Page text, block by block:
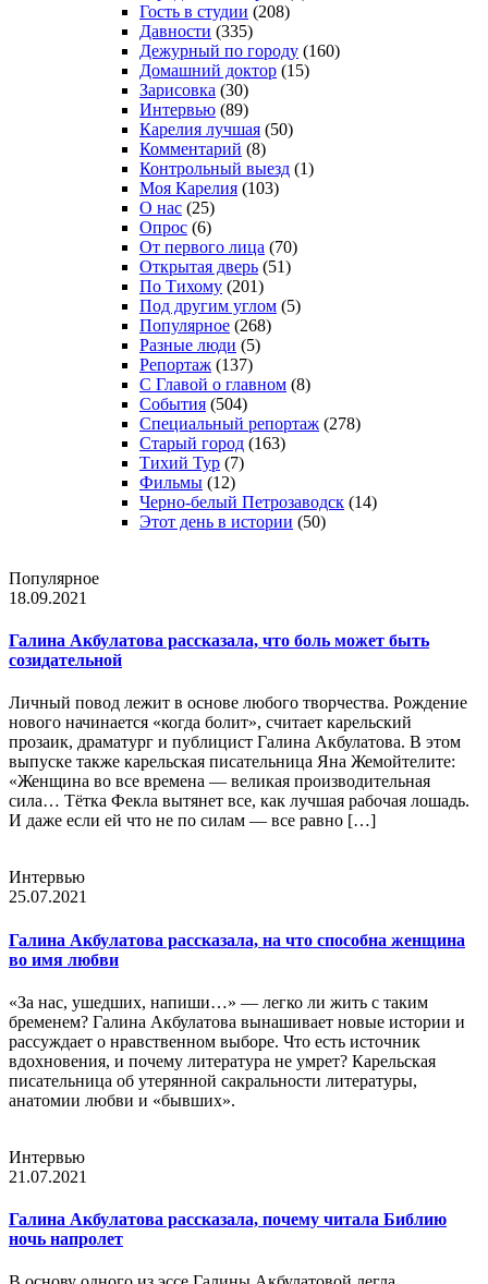
Гость в студии (208)
Давности (335)
Дежурный по городу (160)
Домашний доктор (15)
Зарисовка (30)
Интервью (89)
Карелия лучшая (50)
Комментарий (8)
Контрольный выезд (1)
Моя Карелия (103)
О нас (25)
Опрос (6)
От первого лица (70)
Открытая дверь (51)
По Тихому (201)
Под другим углом (5)
Популярное (268)
Разные люди (5)
Репортаж (137)
С Главой о главном (8)
События (504)
Специальный репортаж (278)
Старый город (163)
Тихий Тур (7)
Фильмы (12)
Черно-белый Петрозаводск (14)
Этот день в истории (50)
Популярное
18.09.2021
Галина Акбулатова рассказала, что боль может быть
созидательной
Личный повод лежит в основе любого творчества. Рождение
нового начинается «когда болит», считает карельский
прозаик, драматург и публицист Галина Акбулатова. В этом
выпуске также карельская писательница Яна Жемойтелите:
«Женщина во все времена — великая производительная
сила… Тётка Фекла вытянет все, как лучшая рабочая лошадь.
И даже если ей что не по силам — все равно […]
Интервью
25.07.2021
Галина Акбулатова рассказала, на что способна женщина
во имя любви
«За нас, ушедших, напиши…» — легко ли жить с таким
бременем? Галина Акбулатова вынашивает новые истории и
рассуждает о нравственном выборе. Что есть источник
вдохновения, и почему литература не умрет? Карельская
писательница об утерянной сакральности литературы,
анатомии любви и «бывших».
Интервью
21.07.2021
Галина Акбулатова рассказала, почему читала Библию
ночь напролет